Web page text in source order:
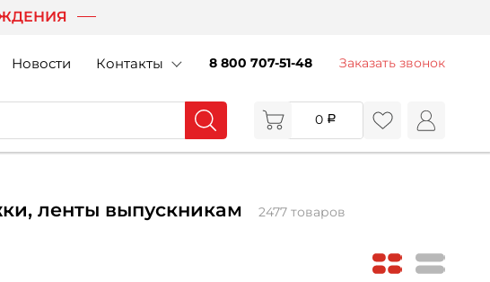
Новости Контакты 8 800 707-51-48 Заказать звонок
0
ленты выпускникам 2477 товаров